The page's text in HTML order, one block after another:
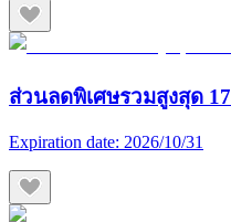
ส่วนลดพิเศษรวมสูงสุด
Expiration date: 2026/10/31